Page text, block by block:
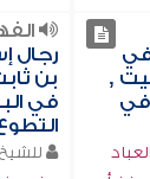
في
,
في
رجال
بن
في